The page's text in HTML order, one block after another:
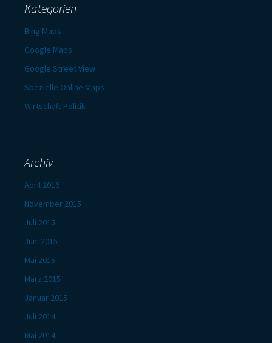
Kategorien
Bing Maps
Google Maps
Google Street View
Spezielle Online Maps
Wirtschaft-Politik
Archiv
April 2016
November 2015
Juli 2015
Juni 2015
Mai 2015
März 2015
Januar 2015
Juli 2014
Mai 2014